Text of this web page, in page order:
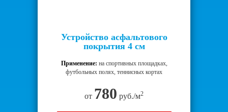
Устройство асфальтового
покрытия 4 см
Применение: на спортивных площадках,
футбольных полях, теннисных кортах
от 780 руб./м2